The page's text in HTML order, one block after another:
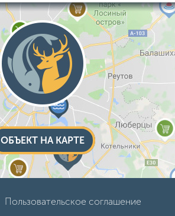
ОБЪЕКТ НА КАРТЕ
Пользовательское соглашение